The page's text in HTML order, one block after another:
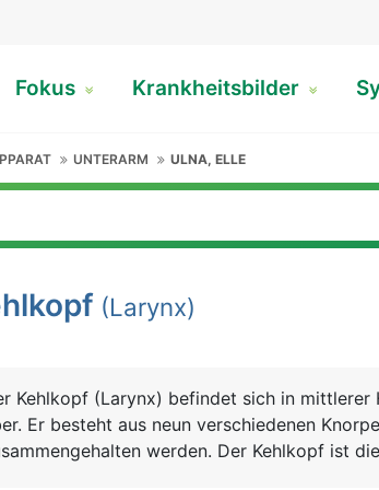
Fokus Krankheitsbilder
UNTERARM ULNA, ELLE
(Larynx)
Kehlkopf (Larynx) befindet sich in
Er besteht aus neun verschiedenen
werden. Der Kehlkopf ist